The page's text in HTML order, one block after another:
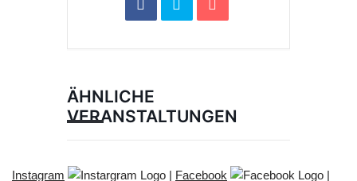
ÄHNLICHE
VERANSTALTUNGEN
Instagram | Facebook |